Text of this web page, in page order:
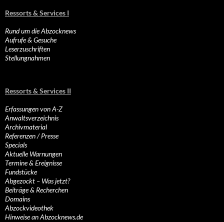
Ressorts & Services I
Rund um die Abzocknews
Aufrufe & Gesuche
Leserzuschriften
Stellungnahmen
Ressorts & Services II
Erfassungen von A-Z
Anwaltsverzeichnis
Archivmaterial
Referenzen / Presse
Specials
Aktuelle Warnungen
Termine & Ereignisse
Fundstücke
Abgezockt – Was jetzt?
Beiträge & Recherchen
Domains
Abzockvideothek
Hinweise an Abzocknews.de